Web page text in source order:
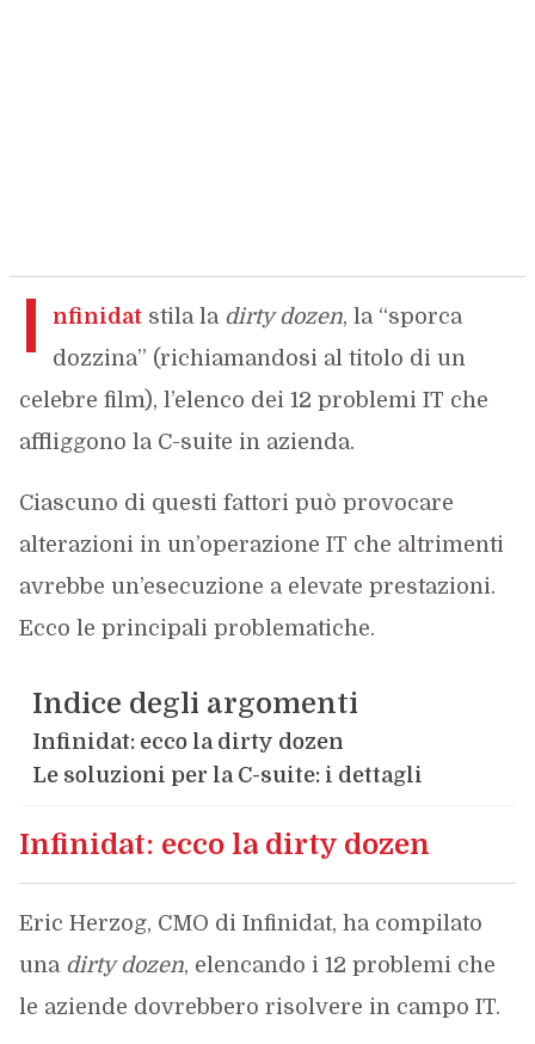
I nfinidatstila la dirty dozen, la “sporca
dozzina” (richiamandosi al titolo di un
celebre film), l’elenco dei 12 problemi IT che
affliggono la C-suite in azienda.
Ciascuno di questi fattori può provocare
alterazioni in un’operazione IT che altrimenti
avrebbe un’esecuzione a elevate prestazioni.
Ecco le principali problematiche.
Indice degli argomenti
Infinidat: ecco la dirty dozen
Le soluzioni per la C-suite: i dettagli
Infinidat: ecco la dirty dozen
Eric Herzog, CMO di Infinidat, ha compilato
una dirty dozen, elencando i 12 problemi che
le aziende dovrebbero risolvere in campo IT.